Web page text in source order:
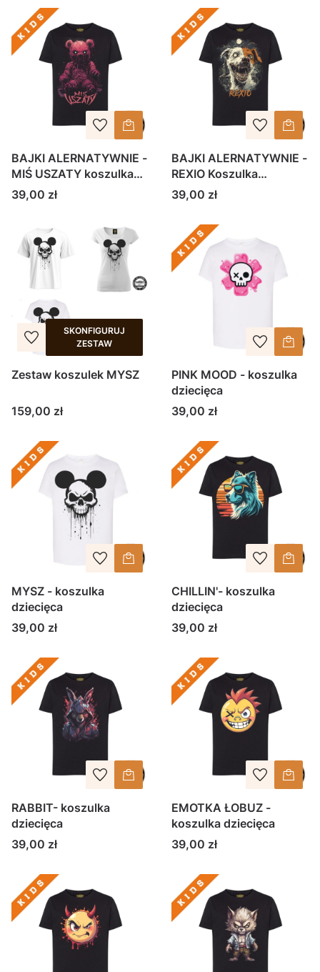
BAJKI ALERNATYWNIE -
MIŚ USZATY koszulka
dziecięca
Cena
39,00 zł
BAJKI ALERNATYWNIE -
REXIO Koszulka
dziecięca
Cena
39,00 zł
SKONFIGURUJ
ZESTAW
Zestaw koszulek MYSZ
Cena
159,00 zł
PINK MOOD - koszulka
dziecięca
Cena
39,00 zł
MYSZ - koszulka
dziecięca
Cena
39,00 zł
CHILLIN'- koszulka
dziecięca
Cena
39,00 zł
RABBIT- koszulka
dziecięca
Cena
39,00 zł
EMOTKA ŁOBUZ -
koszulka dziecięca
Cena
39,00 zł